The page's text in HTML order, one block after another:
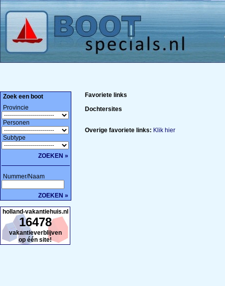
Zoek een boot
Provincie
Personen
Subtype
ZOEKEN »
Nummer/Naam
ZOEKEN »
holland-vakantiehuis.nl
16478
vakantieverblijven
op één site!
Favoriete links
Dochtersites
Overige favoriete links: Klik hier